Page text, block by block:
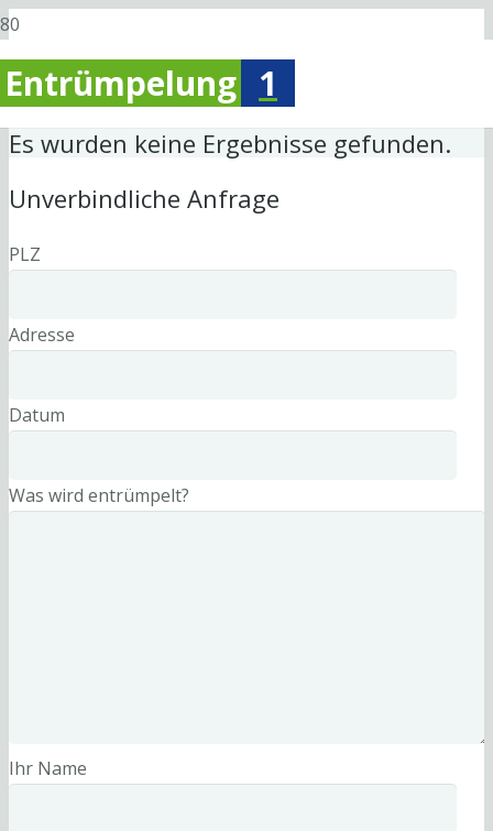
Entrümpelung 1
Es wurden keine Ergebnisse gefunden.
Unverbindliche Anfrage
PLZ
Adresse
Datum
Was wird entrümpelt?
Ihr Name